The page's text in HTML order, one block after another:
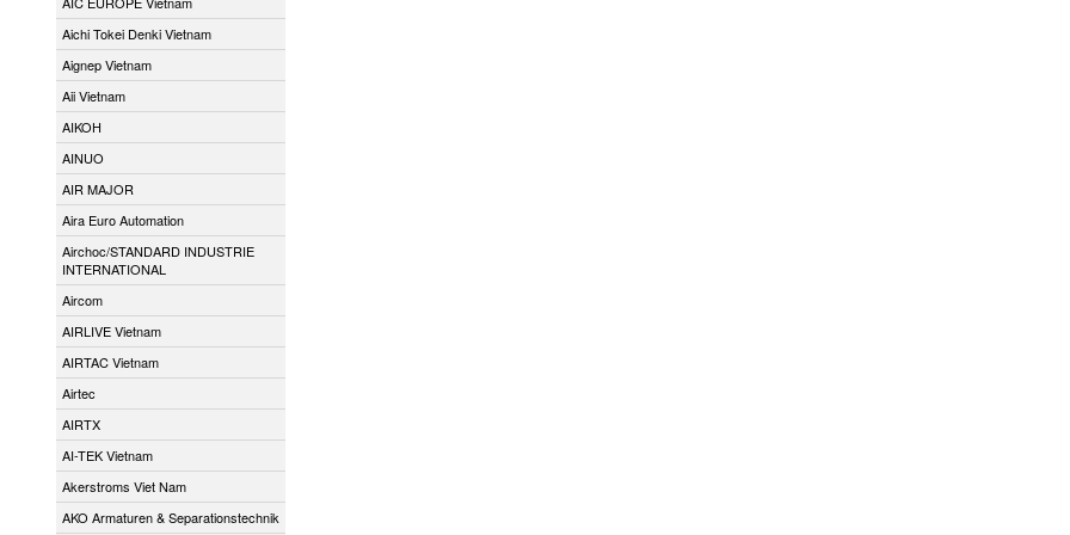
Aichi Tokei Denki Vietnam
Aignep Vietnam
Aii Vietnam
AIKOH
AINUO
AIR MAJOR
Aira Euro Automation
Airchoc/STANDARD INDUSTRIE
INTERNATIONAL
Aircom
AIRLIVE Vietnam
AIRTAC Vietnam
Airtec
AIRTX
AI-TEK Vietnam
Akerstroms Viet Nam
AKO Armaturen & Separationstechnik